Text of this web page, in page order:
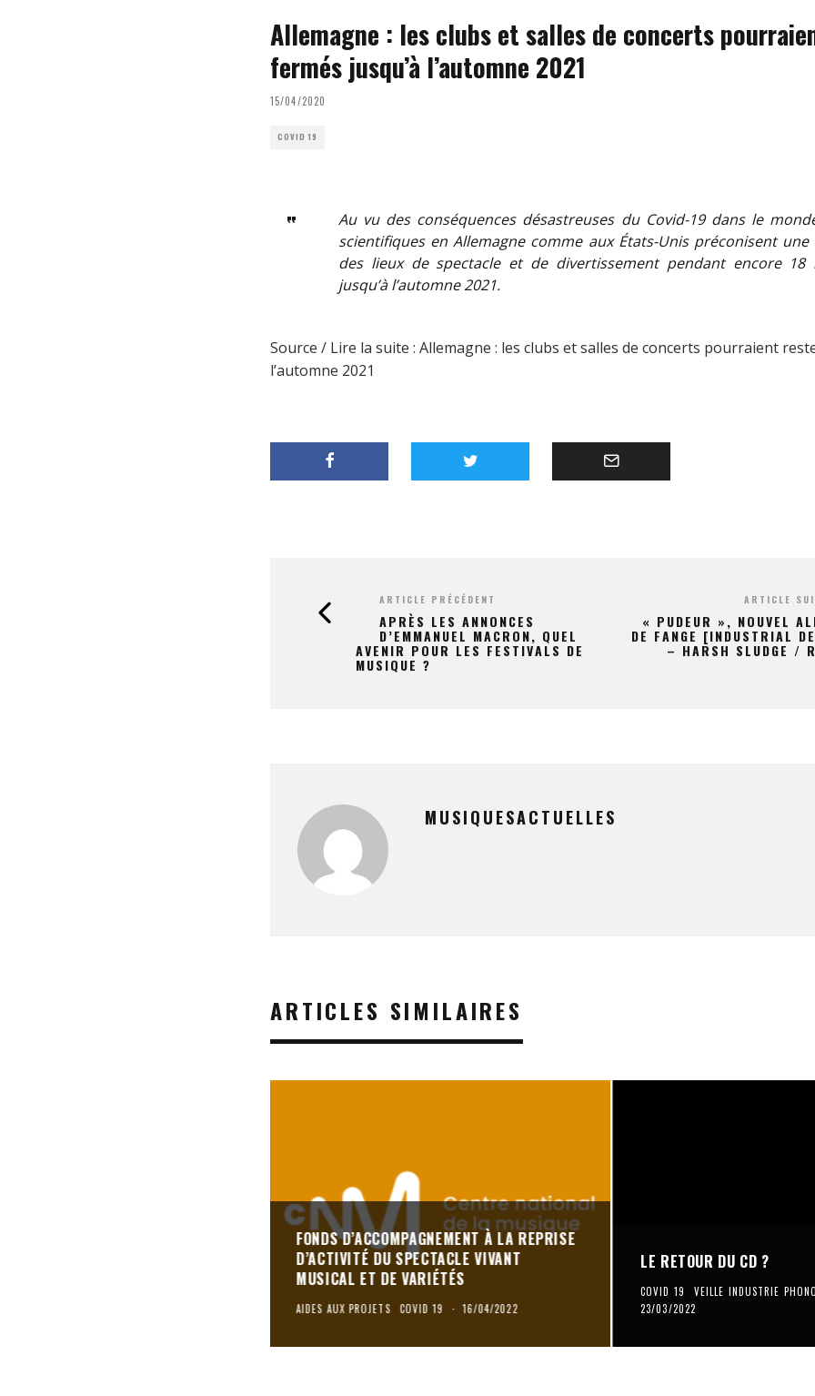
Allemagne : les clubs et salles de concerts
fermés jusqu’à l’automne 2021
15/04/2020
COVID 19
Au vu des conséquences désastreuses du Covid-19 dans le
scientifiques en Allemagne comme aux États-Unis préconisent
des lieux de spectacle et de divertissement pendant encore 18
jusqu’à l’automne 2021.
Source / Lire la suite : Allemagne : les clubs et salles de concerts pourraient
l’automne 2021
ARTICLE PRÉCÉDENT
APRÈS LES ANNONCES
D’EMMANUEL MACRON, QUEL
AVENIR POUR LES FESTIVALS DE
MUSIQUE ?
ARTICLE
« PUDEUR », NOUVEL
DE FANGE [INDUSTRIAL
– HARSH SLUDGE /
MUSIQUESACTUELLES
ARTICLES SIMILAIRES
FONDS D’ACCOMPAGNEMENT À LA REPRISE
D’ACTIVITÉ DU SPECTACLE VIVANT
MUSICAL ET DE VARIÉTÉS
AIDES AUX PROJETS COVID 19 · 16/04/2022
LE RETOUR DU CD ?
COVID 19 VEILLE INDUSTRIE
23/03/2022